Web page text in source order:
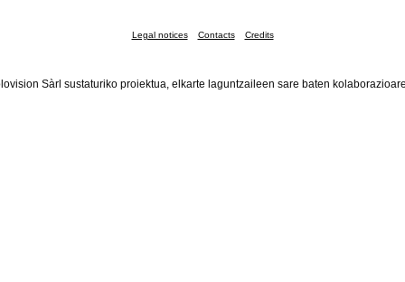
Legal notices Contacts Credits
Sàrl sustaturiko proiektua, elkarte laguntzaileen sare baten